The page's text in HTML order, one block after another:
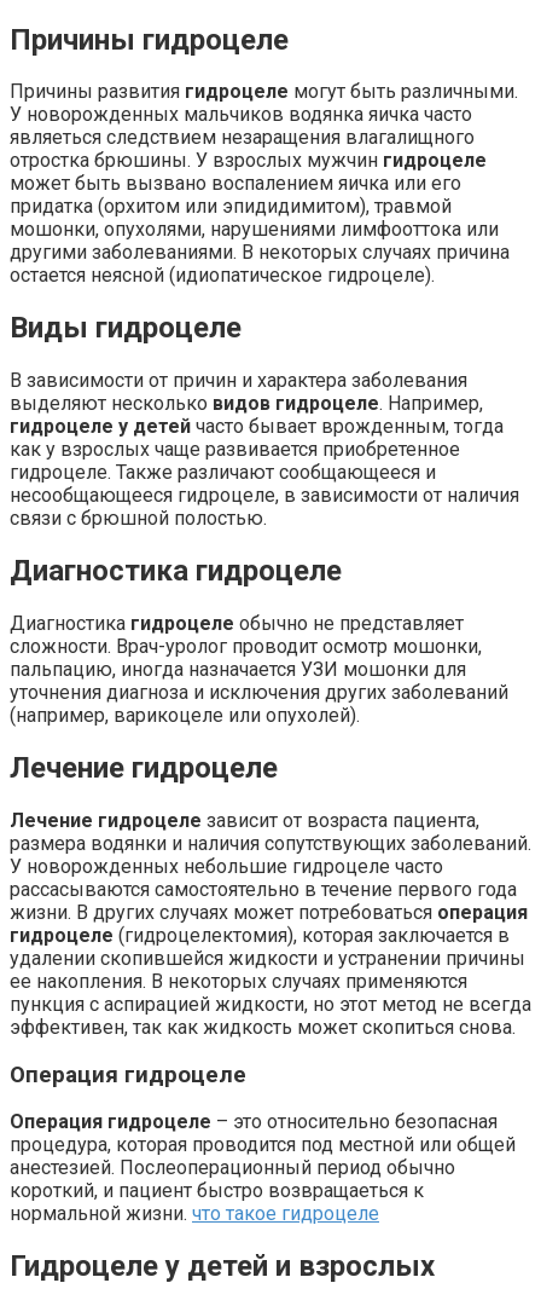
Причины гидроцеле
Причины развития гидроцеле могут быть различными.
У новорожденных мальчиков водянка яичка часто
являеться следствием незаращения влагалищного
отростка брюшины. У взрослых мужчин гидроцеле
может быть вызвано воспалением яичка или его
придатка (орхитом или эпидидимитом), травмой
мошонки, опухолями, нарушениями лимфооттока или
другими заболеваниями. В некоторых случаях причина
остается неясной (идиопатическое гидроцеле).
Виды гидроцеле
В зависимости от причин и характера заболевания
выделяют несколько видов гидроцеле. Например,
гидроцеле у детей часто бывает врожденным, тогда
как у взрослых чаще развивается приобретенное
гидроцеле. Также различают сообщающееся и
несообщающееся гидроцеле, в зависимости от наличия
связи с брюшной полостью.
Диагностика гидроцеле
Диагностика гидроцеле обычно не представляет
сложности. Врач-уролог проводит осмотр мошонки,
пальпацию, иногда назначается УЗИ мошонки для
уточнения диагноза и исключения других заболеваний
(например, варикоцеле или опухолей).
Лечение гидроцеле
Лечение гидроцеле зависит от возраста пациента,
размера водянки и наличия сопутствующих заболеваний.
У новорожденных небольшие гидроцеле часто
рассасываются самостоятельно в течение первого года
жизни. В других случаях может потребоваться операция
гидроцеле (гидроцелектомия), которая заключается в
удалении скопившейся жидкости и устранении причины
ее накопления. В некоторых случаях применяются
пункция с аспирацией жидкости, но этот метод не всегда
эффективен, так как жидкость может скопиться снова.
Операция гидроцеле
Операция гидроцеле – это относительно безопасная
процедура, которая проводится под местной или общей
анестезией. Послеоперационный период обычно
короткий, и пациент быстро возвращаеться к
нормальной жизни. что такое гидроцеле
Гидроцеле у детей и взрослых